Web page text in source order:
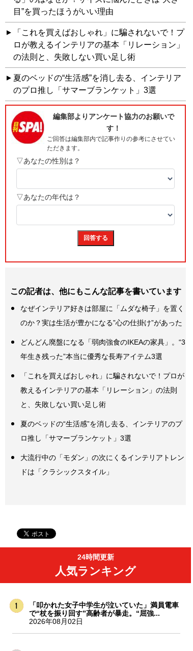
目”を買ったほうがいい理由
「これを買えばおしゃれ」に騙されないで！プ
ロが教えるインテリアの基本「リレーション」
の法則と、失敗しない買い足し術
夏のベッドの“生活感”を消し去る、インテリア
のプロ推し「サマーブランケット」3選
この記者は、他にもこんな記事を書いています
なぜインテリア好きは部屋に「ムダな椅子」を置く
のか？実は生活が豊かになる”心の仕掛け”があった
どんどん廃盤になる「弱肉強食のIKEAの家具」。“3
年生き残った”本当に優秀な長寿アイテム3選
「これを買えばおしゃれ」に騙されないで！プロが
教えるインテリアの基本「リレーション」の法則
と、失敗しない買い足し術
夏のベッドの“生活感”を消し去る、インテリアのプ
ロ推し「サマーブランケット」3選
大流行中の「モダン」の次にくるインテリアトレン
ドは「クラシックスタイル」
24時間更新
人気ランキング
「叩かれた女子中学生が泣いていた」満員電車
で“杖を振り回す”高齢者が暴走。“屈強...
2026年08月02日